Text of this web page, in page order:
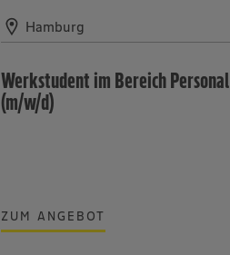
Hamburg
Werkstudent im Bereich Personal
(m/w/d)
ZUM ANGEBOT